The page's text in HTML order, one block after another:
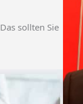
sollten Sie